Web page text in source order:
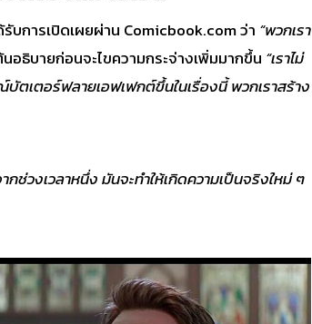
การเปิดเผยผ่าน Comicbook.com ว่า “พวกเรา
อธิบายก่อนจะไขความกระจ่างเพิ่มมากขึ้น “เราไม่
ตเตอร์ฟลายเอฟเฟกต์ขึ้นในเรื่องนี้ พวกเราสร้าง
วงเวลาหนึ่ง มันจะทำให้เกิดความเป็นจริงใหม่ ๆ